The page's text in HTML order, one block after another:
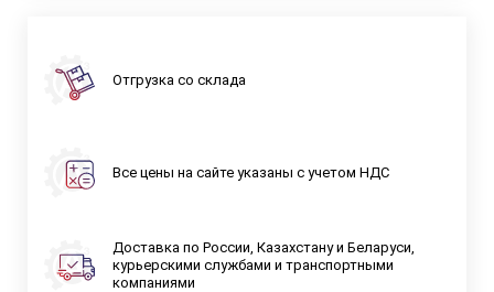
Отгрузка со склада
Все цены на сайте указаны с учетом НДС
Доставка по России, Казахстану и Беларуси,
курьерскими службами и транспортными
компаниями